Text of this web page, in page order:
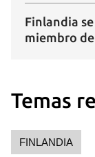
Finlandia
miembro
Temas
FINLANDIA